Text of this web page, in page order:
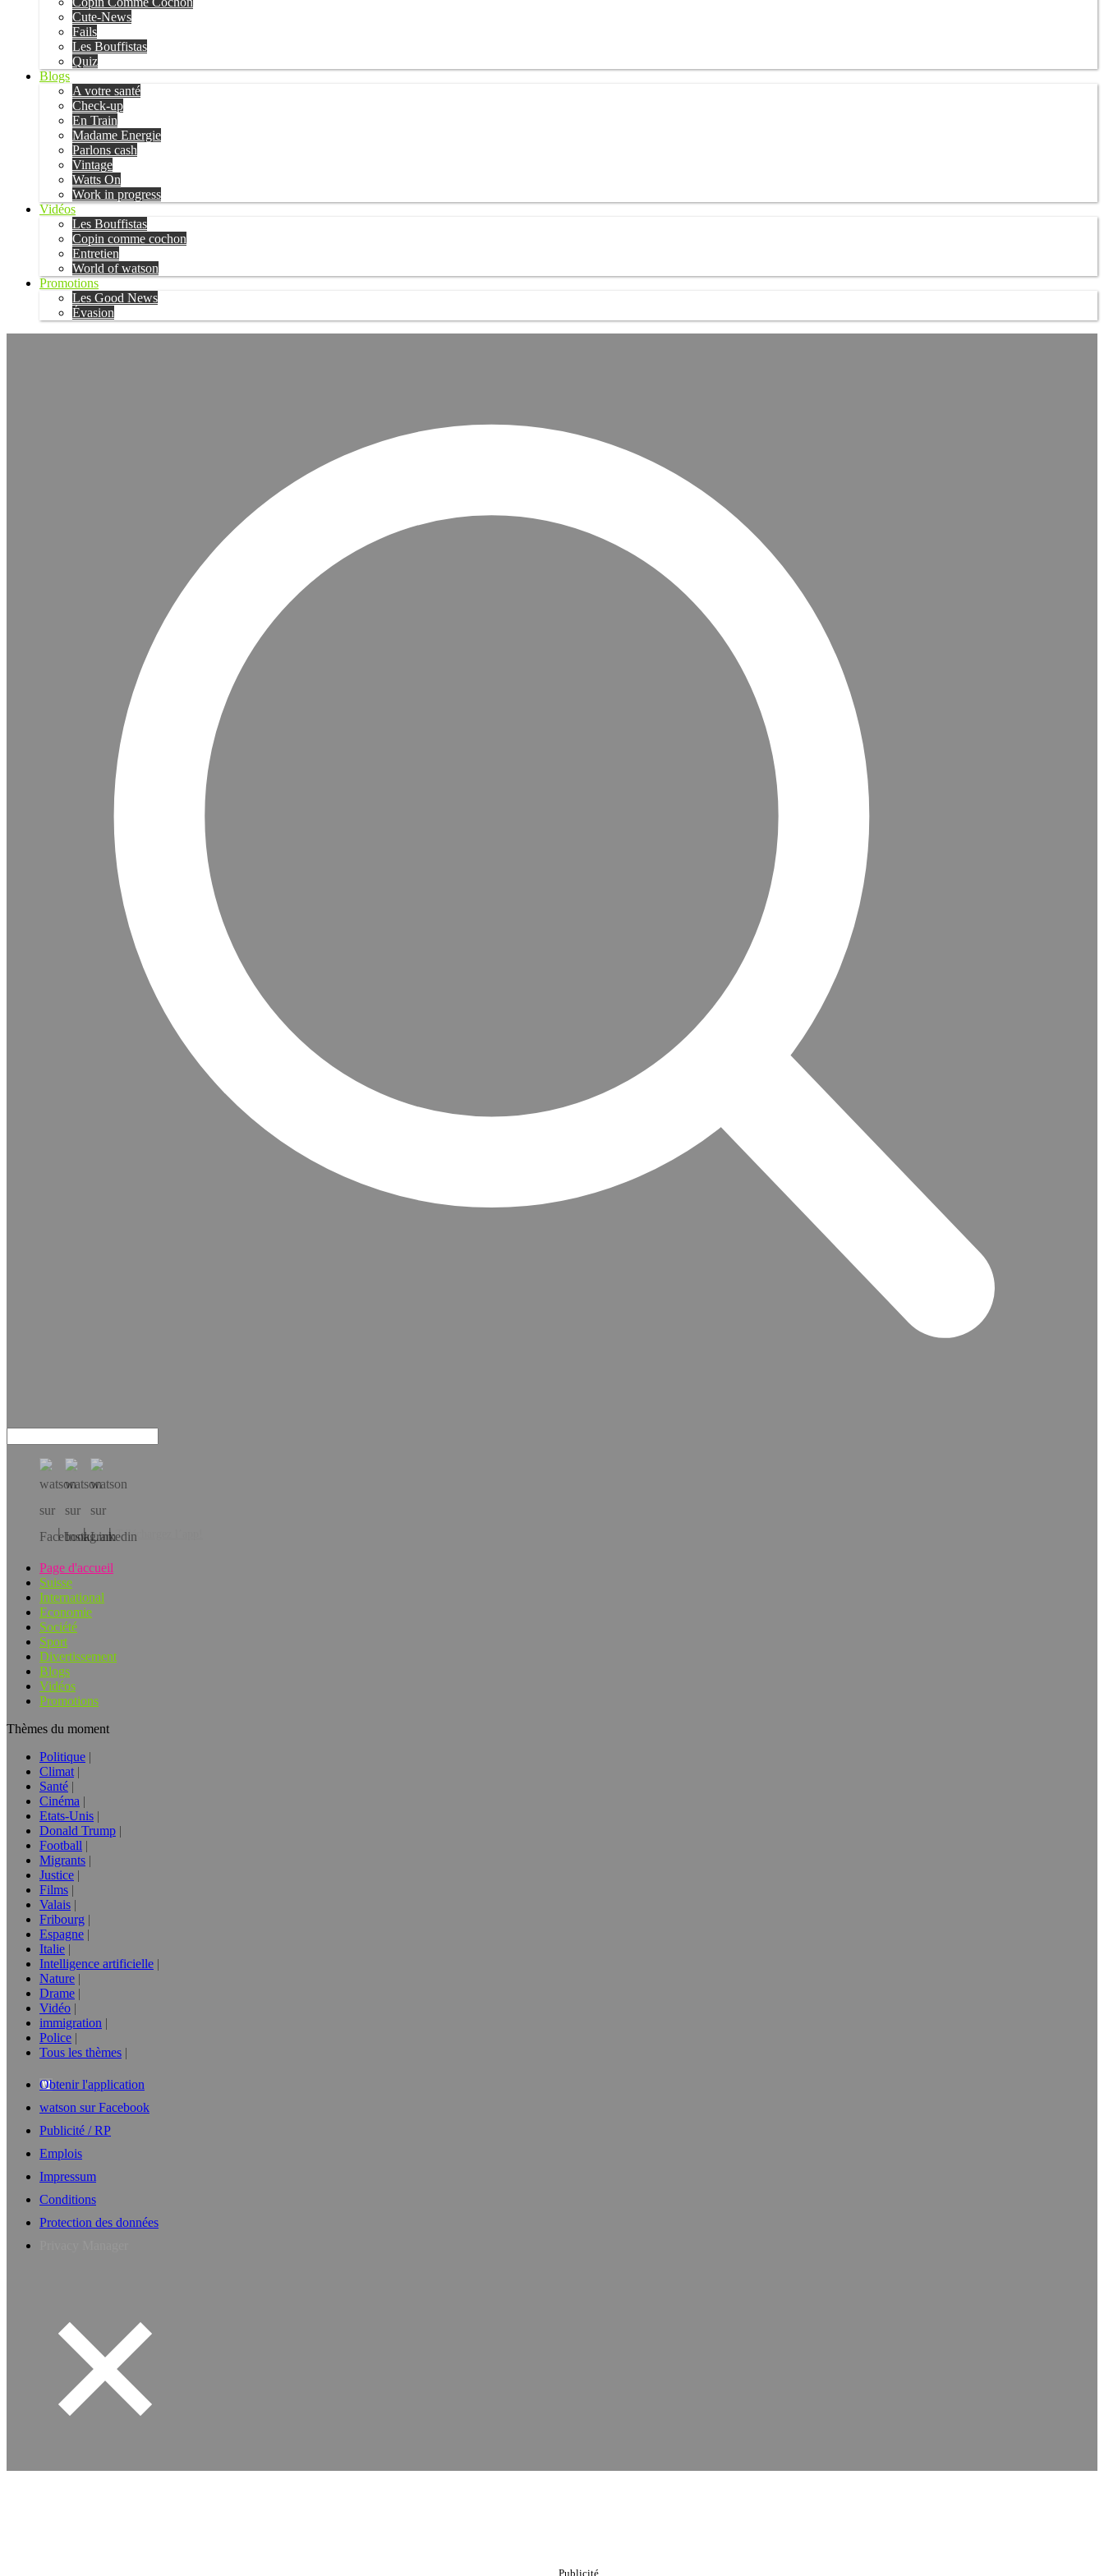
Cute-News
Fails
Les Bouffistas
Quiz
Blogs
A votre santé
Check-up
En Train
Madame Energie
Parlons cash
Vintage
Watts On
Work in progress
Vidéos
Les Bouffistas
Copin comme cochon
Entretien
World of watson
Promotions
Les Good News
Évasion
Téléchargez l’app!
Page d'accueil
Suisse
International
Economie
Société
Sport
Divertissement
Blogs
Vidéos
Promotions
Thèmes du moment
Politique
Climat
Santé
Cinéma
Etats-Unis
Donald Trump
Football
Migrants
Justice
Films
Valais
Fribourg
Espagne
Italie
Intelligence artificielle
Nature
Drame
Vidéo
immigration
Police
Tous les thèmes
Obtenir l'application
watson sur Facebook
Publicité / RP
Emplois
Impressum
Conditions
Protection des données